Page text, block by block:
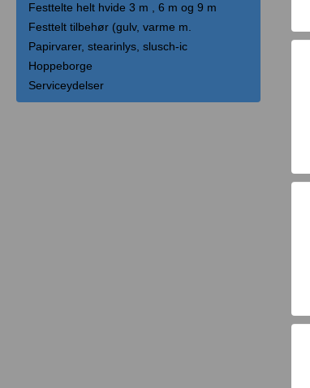
Festtelte helt hvide 3 m , 6 m og 9 m
Festtelt tilbehør (gulv, varme m.
Papirvarer, stearinlys, slusch-ic
Hoppeborge
Serviceydelser